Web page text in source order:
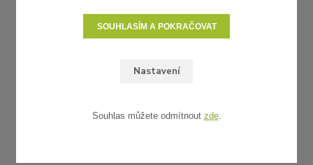
UŽITEČNÉ ODKAZY
Reklamace a vrácení zboží
Kontakty
Nastavení
SOUHLASÍM A POKRAČOVAT
Souhlas můžete odmítnout zde.